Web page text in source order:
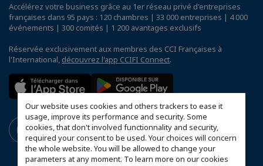
Our website uses cookies and others trackers to ease it
usage, improve its performance and security. Some
cookies, that don't involved functionnality and security,
required your consent to be used. Your choices will concern
the whole website. You will be allowed to change your
parameters at any moment. To learn more on our cookies
Accélérez votre business grâce au 1er réseau privé d'entreprises
françaises dans 95 pays : 120 chambres | 33 000 entreprises | 4 000
événements | 300 comités | 1 200 avantages exclusifs
Réservée exclusivement aux membres des CCI Françaises à
l'International, découvrez l'app CCIFI Connect.